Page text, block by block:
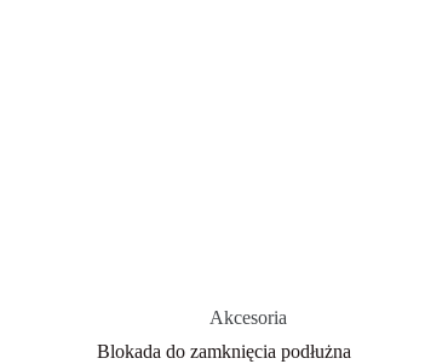
Akcesoria
Blokada do zamknięcia podłużna